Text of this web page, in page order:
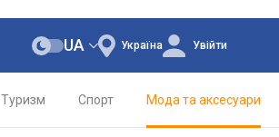
Україна
UA Увійти
Туризм Спорт Мода та аксесуари